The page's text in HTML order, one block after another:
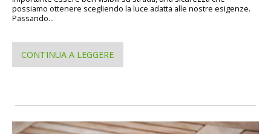
possiamo ottenere scegliendo la luce adatta alle nostre esigenze.
Passando...
CONTINUA A LEGGERE